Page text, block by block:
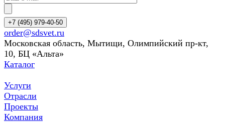
+7 (495) 979-40-50
order@sdsvet.ru
Московская область, Мытищи, Олимпийский пр-кт,
10, БЦ «Альта»
Каталог
Услуги
Отрасли
Проекты
Компания